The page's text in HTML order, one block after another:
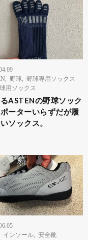
野球
野球専用ソックス
用ソックス
ASTENの野球ソック
ーターいらずだが履
ソックス。
インソール 安全靴